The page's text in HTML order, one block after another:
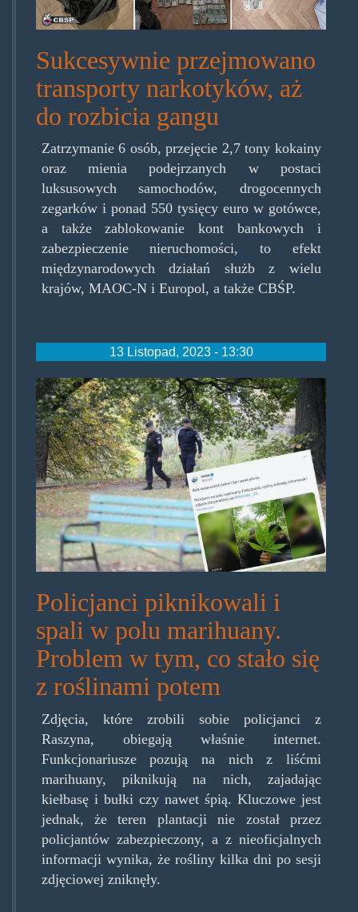
Sukcesywnie przejmowano
transporty narkotyków, aż
do rozbicia gangu
Zatrzymanie 6 osób, przejęcie 2,7 tony kokainy
oraz mienia podejrzanych w postaci
luksusowych samochodów, drogocennych
zegarków i ponad 550 tysięcy euro w gotówce,
a także zablokowanie kont bankowych i
zabezpieczenie nieruchomości, to efekt
międzynarodowych działań służb z wielu
krajów, MAOC-N i Europol, a także CBŚP.
13 Listopad, 2023 - 13:30
weseli_policjanci.jpg
Policjanci piknikowali i
spali w polu marihuany.
Problem w tym, co stało się
z roślinami potem
Zdjęcia, które zrobili sobie policjanci z
Raszyna, obiegają właśnie internet.
Funkcjonariusze pozują na nich z liśćmi
marihuany, piknikują na nich, zajadając
kiełbasę i bułki czy nawet śpią. Kluczowe jest
jednak, że teren plantacji nie został przez
policjantów zabezpieczony, a z nieoficjalnych
informacji wynika, że rośliny kilka dni po sesji
zdjęciowej zniknęły.